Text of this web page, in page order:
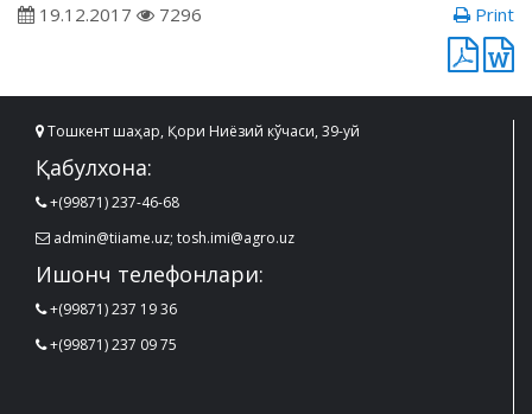
19.12.2017 7296 Print
Тошкент шаҳар, Қори Ниёзий кўчаси, 39-уй
Қабулхона:
+(99871) 237-46-68
admin@tiiame.uz; tosh.imi@agro.uz
Ишонч телефонлари:
+(99871) 237 19 36
+(99871) 237 09 75